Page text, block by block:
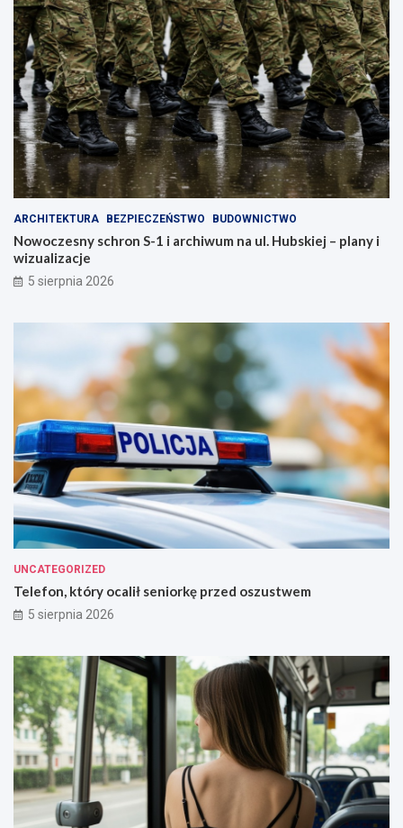
ARCHITEKTURA BEZPIECZEŃSTWO BUDOWNICTWO
Nowoczesny schron S-1 i archiwum na ul. Hubskiej – plany i
wizualizacje
5 sierpnia 2026
UNCATEGORIZED
Telefon, który ocalił seniorkę przed oszustwem
5 sierpnia 2026